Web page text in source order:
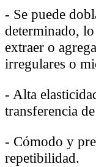
- Se puede
determinado,
extraer o
irregulares o
- Alta
transferencia
- Cómodo y
repetibilidad.